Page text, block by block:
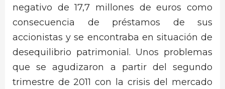
negativo de 17,7 millones de euros como
consecuencia de préstamos de sus
accionistas y se encontraba en situación de
desequilibrio patrimonial. Unos problemas
que se agudizaron a partir del segundo
trimestre de 2011 con la crisis del mercado